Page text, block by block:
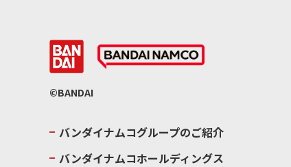
©BANDAI
バンダイナムコグループのご紹介
バンダイナムコホールディングス